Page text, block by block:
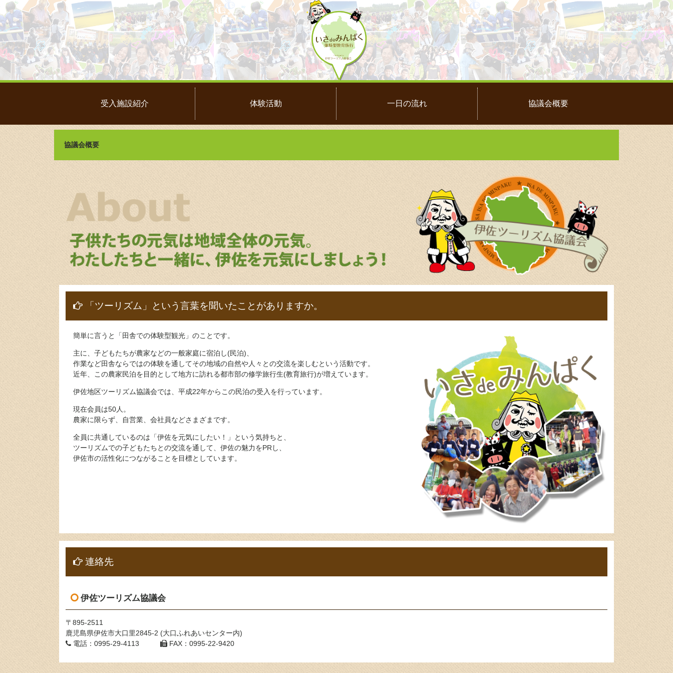
受入施設紹介 体験活動 一日の流れ 協議会概要
協議会概要
「ツーリズム」という言葉を聞いたことがありますか。
簡単に言うと「田舎での体験型観光」のことです。
主に、子どもたちが農家などの一般家庭に宿泊し(民泊)、
作業など田舎ならではの体験を通してその地域の自然や人々との交流を楽しむという活動です。
近年、この農家民泊を目的として地方に訪れる都市部の修学旅行生(教育旅行)が増えています。
伊佐地区ツーリズム協議会では、平成22年からこの民泊の受入を行っています。
現在会員は50人。
農家に限らず、自営業、会社員などさまざまです。
全員に共通しているのは「伊佐を元気にしたい！」という気持ちと、
ツーリズムでの子どもたちとの交流を通して、伊佐の魅力をPRし、
伊佐市の活性化につながることを目標としています。
連絡先
伊佐ツーリズム協議会
〒895-2511
鹿児島県伊佐市大口里2845-2 (大口ふれあいセンター内)
電話：0995-29-4113
FAX：0995-22-9420